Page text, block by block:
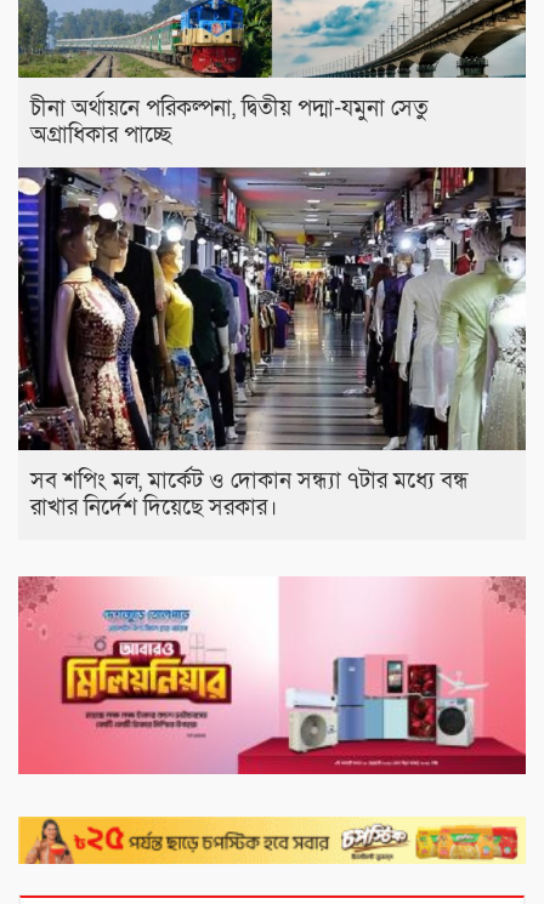
চীনা অর্থায়নে পরিকল্পনা, দ্বিতীয় পদ্মা-যমুনা সেতু
অগ্রাধিকার পাচ্ছে
সব শপিং মল, মার্কেট ও দোকান সন্ধ্যা ৭টার মধ্যে বন্ধ
রাখার নির্দেশ দিয়েছে সরকার।